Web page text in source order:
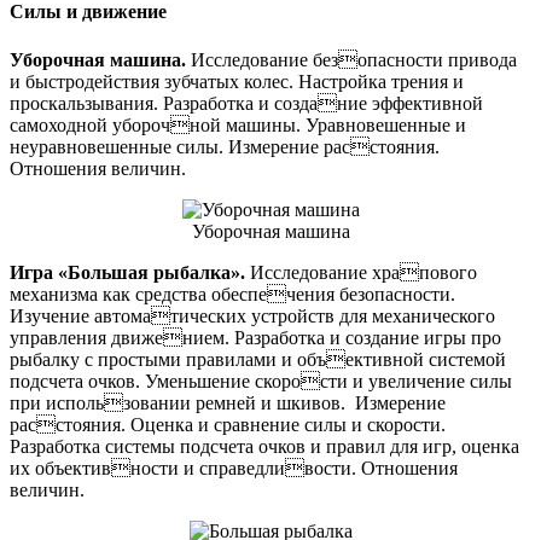
Силы и движение
Уборочная машина. Исследование безопасности привода
и быстродействия зубчатых колес. Настройка трения и
проскальзывания. Разработка и создание эффективной
самоходной уборочной машины. Уравновешенные и
неуравновешенные силы. Измерение расстояния.
Отношения величин.
Уборочная машина
Игра «Большая рыбалка». Исследование храпового
механизма как средства обеспечения безопасности.
Изучение автоматических устройств для механического
управления движением. Разработка и создание игры про
рыбалку с простыми правилами и объективной системой
подсчета очков. Уменьшение скорости и увеличение силы
при использовании ремней и шкивов. Измерение
расстояния. Оценка и сравнение силы и скорости.
Разработка системы подсчета очков и правил для игр, оценка
их объективности и справедливости. Отношения
величин.